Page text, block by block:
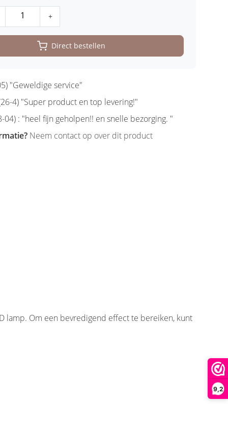
9,2
+
Direct bestellen
"Geweldige service"
4) "Super product en top levering!"
04) : "heel fijn geholpen!! en snelle bezorging. "
Neem contact op over dit product
lamp. Om een bevredigend effect te bereiken, kunt